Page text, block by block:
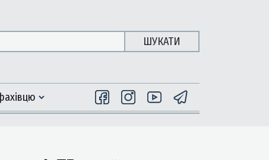
ШУКАТИ